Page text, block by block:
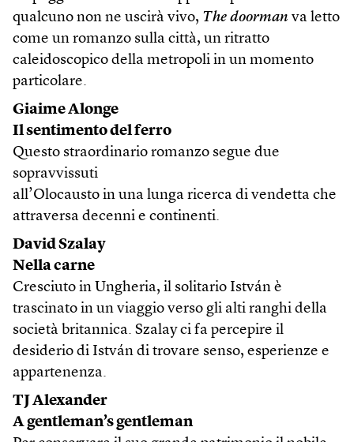
qualcuno non ne uscirà vivo, The doorman va letto
come un romanzo sulla città, un ritratto
caleidoscopico della metropoli in un momento
particolare.
Giaime Alonge
Il sentimento del ferro
Questo straordinario romanzo segue due
sopravvissuti
all’Olocausto in una lunga ricerca di vendetta che
attraversa decenni e continenti.
David Szalay
Nella carne
Cresciuto in Ungheria, il solitario István è
trascinato in un viaggio verso gli alti ranghi della
società britannica. Szalay ci fa percepire il
desiderio di István di trovare senso, esperienze e
appartenenza.
TJ Alexander
A gentleman’s gentleman